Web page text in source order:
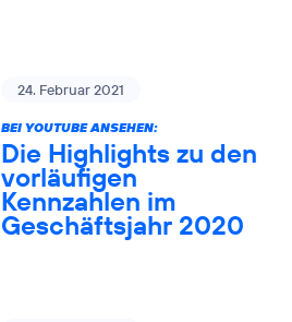
24. Februar 2021
BEI YOUTUBE ANSEHEN:
Die Highlights zu den
vorläufigen
Kennzahlen im
Geschäftsjahr 2020